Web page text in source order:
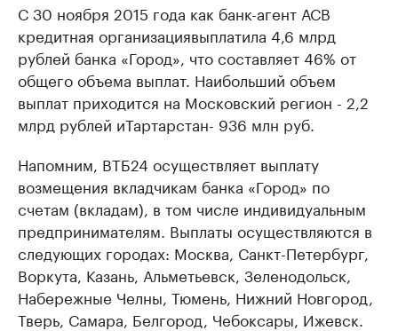
С 30 ноября 2015 года как банк-агент АСВ
кредитная организациявыплатила 4,6 млрд
рублей банка «Город», что составляет 46% от
общего объема выплат. Наибольший объем
выплат приходится на Московский регион - 2,2
млрд рублей иТартарстан- 936 млн руб.
Напомним, ВТБ24 осуществляет выплату
возмещения вкладчикам банка «Город» по
счетам (вкладам), в том числе индивидуальным
предпринимателям. Выплаты осуществляются в
следующих городах: Москва, Санкт-Петербург,
Воркута, Казань, Альметьевск, Зеленодольск,
Набережные Челны, Тюмень, Нижний Новгород,
Тверь, Самара, Белгород, Чебоксары, Ижевск.